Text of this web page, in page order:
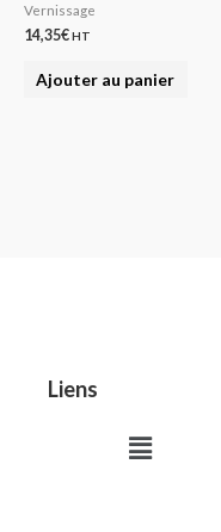
Vernissage
14,35€HT
Ajouter au panier
Liens
Menu